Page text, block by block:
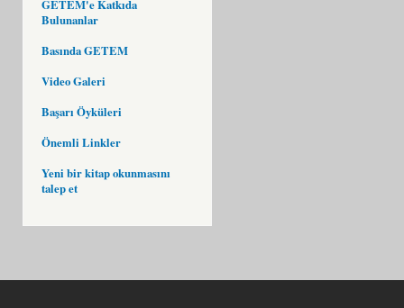
GETEM'e Katkıda
Bulunanlar
Basında GETEM
Video Galeri
Başarı Öyküleri
Önemli Linkler
Yeni bir kitap okunmasını
talep et